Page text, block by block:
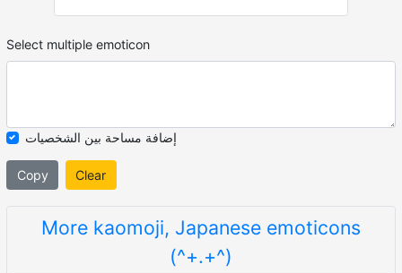
Select multiple emoticon
إضافة مساحة بين الشخصيات
Copy Clear
More kaomoji, Japanese emoticons
(^+.+^)